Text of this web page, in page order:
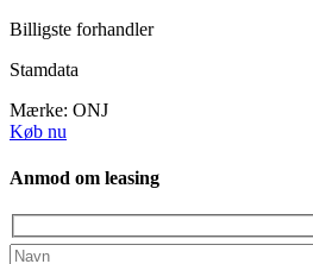
Billigste forhandler
Stamdata
Mærke: ONJ
Køb nu
Anmod om leasing